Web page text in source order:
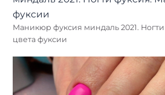
Маникюр фуксия миндаль 2021.
цвета фуксии